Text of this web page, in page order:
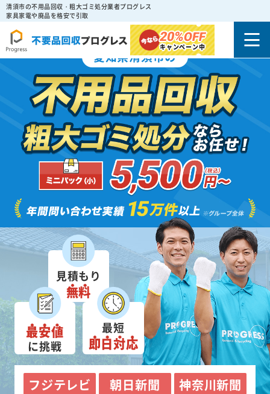
清須市の不用品回収・粗大ゴミ処分業者プログレス
家具家電や廃品を格安で引取
20%OFF
キャンペーン中
愛知県清須市の
見積もり
無料
最安値
に挑戦
最短
即日対応
フジテレビ 朝日新聞 神奈川新聞